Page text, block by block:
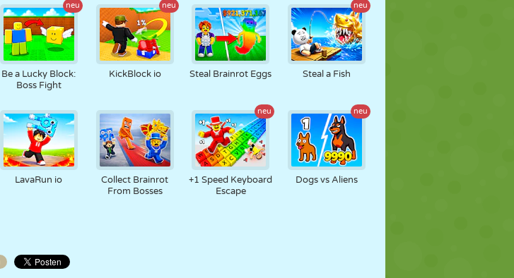
neu
Be a Lucky Block:
Boss Fight
neu
KickBlock io Steal Brainrot Eggs
neu
Steal a Fish
LavaRun io
Collect Brainrot
From Bosses
neu
+1 Speed Keyboard
Escape
neu
Dogs vs Aliens